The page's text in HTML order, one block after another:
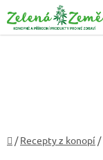
na
obsah
Domů
/ Recepty z konopí /